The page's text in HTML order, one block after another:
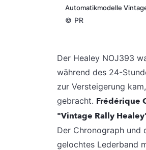
Automatikmodelle
© PR
Der Healey NOJ393
während des 24-
zur Versteigerung
gebracht. Frédérique
"Vintage Rally
Der Chronograph und
gelochtes Lederband